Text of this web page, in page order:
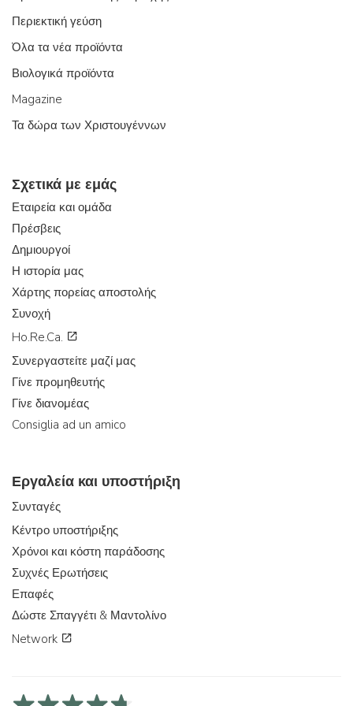
Περιεκτική γεύση
Όλα τα νέα προϊόντα
Βιολογικά προϊόντα
Magazine
Τα δώρα των Χριστουγέννων
Σχετικά με εμάς
Εταιρεία και ομάδα
Πρέσβεις
Δημιουργοί
Η ιστορία μας
Χάρτης πορείας αποστολής
Συνοχή
Ho.Re.Ca.
Συνεργαστείτε μαζί μας
Γίνε προμηθευτής
Γίνε διανομέας
Consiglia ad un amico
Εργαλεία και υποστήριξη
Συνταγές
Κέντρο υποστήριξης
Χρόνοι και κόστη παράδοσης
Συχνές Ερωτήσεις
Επαφές
Δώστε Σπαγγέτι & Μαντολίνο
Network